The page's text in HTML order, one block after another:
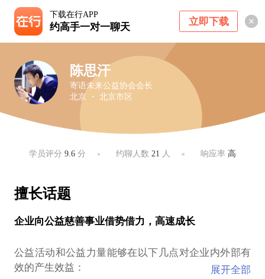
下载在行APP
约高手一对一聊天 立即下载
陈思汗
寄语未来公益协会会长
北京 ・ 北京市区
学员评分9.6 分 约聊人数 21 人 响应率 高
擅长话题
企业向公益慈善事业借势借力，高速成长
公益活动和公益力量能够在以下几点对企业内外部有
效的产生效益：
展开全部